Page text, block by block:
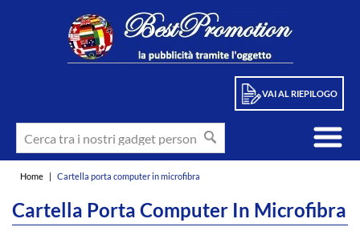
VAI AL RIEPILOGO
Home | Cartella porta computer in microfibra
Cartella Porta Computer In Microfibra